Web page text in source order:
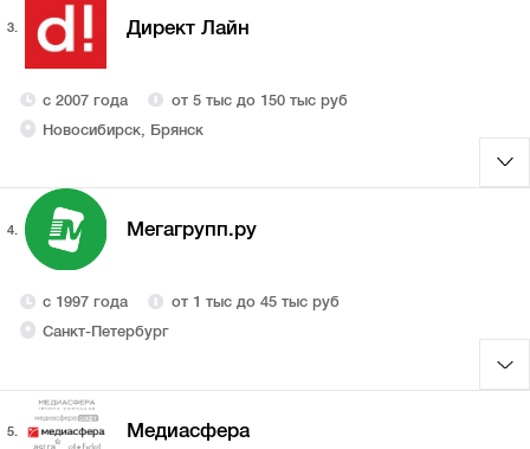
3. Директ Лайн
с 2007 года
от 5 тыс до 150 тыс руб
Новосибирск, Брянск
4. Мегагрупп.ру
с 1997 года
от 1 тыс до 45 тыс руб
Санкт-Петербург
5. Медиасфера